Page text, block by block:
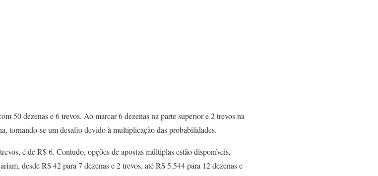
50 dezenas e 6 trevos. Ao marcar 6 dezenas na parte superior e 2 trevos na
tornando-se um desafio devido à multiplicação das probabilidades.
é de R$ 6. Contudo, opções de apostas múltiplas estão disponíveis,
desde R$ 42 para 7 dezenas e 2 trevos, até R$ 5.544 para 12 dezenas e